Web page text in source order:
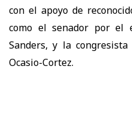
con el apoyo de
como el senador por el
Sanders, y la
Ocasio-Cortez.